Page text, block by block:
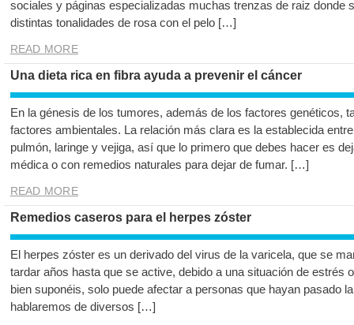
sociales y páginas especializadas muchas trenzas de raiz donde
distintas tonalidades de rosa con el pelo […]
READ MORE
Una dieta rica en fibra ayuda a prevenir el cáncer
En la génesis de los tumores, además de los factores genéticos,
factores ambientales. La relación más clara es la establecida
pulmón, laringe y vejiga, así que lo primero que debes hacer es
médica o con remedios naturales para dejar de fumar. […]
READ MORE
Remedios caseros para el herpes zóster
El herpes zóster es un derivado del virus de la varicela, que se
tardar años hasta que se active, debido a una situación de estrés
bien suponéis, solo puede afectar a personas que hayan pasado
hablaremos de diversos […]